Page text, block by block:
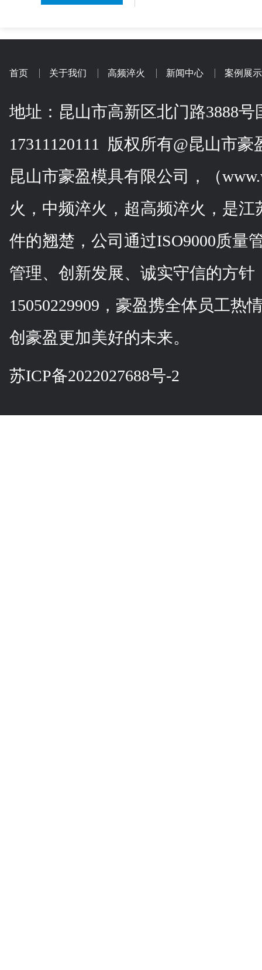
首页 关于我们 高频淬火 新闻中心 案例展示
地址：昆山市高新区北门路3888
17311120111 版权所有@昆山市
昆山市豪盈模具有限公司，（
火，中频淬火，超高频淬火，是
件的翘楚，公司通过ISO9000质量
管理、创新发展、诚实守信的方
15050229909，豪盈携全体员工热
创豪盈更加美好的未来。
苏ICP备2022027688号-2